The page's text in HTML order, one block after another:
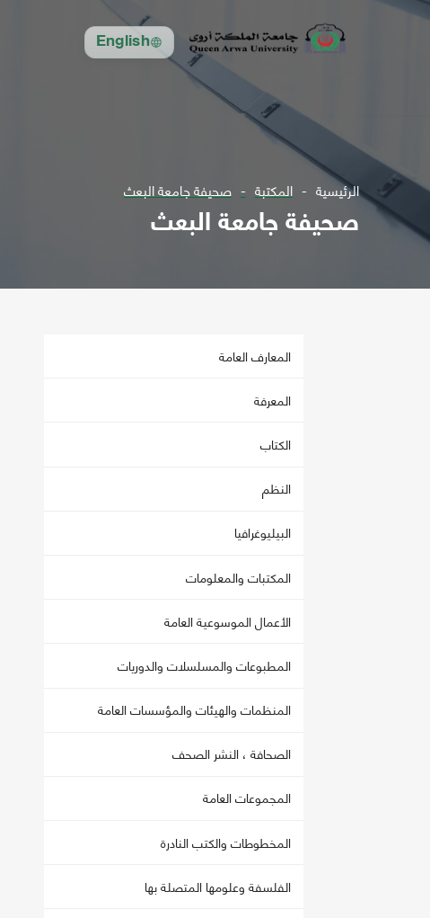
English
الرئيسية المكتبة صحيفة جامعة البعث
صحيفة جامعة البعث
المعارف العامة
المعرفة
الكتاب
النظم
البيليوغرافيا
المكتبات والمعلومات
الأعمال الموسوعية العامة
المطبوعات والمسلسلات والدوريات
المنظمات والهيئات والمؤسسات العامة
الصحافة ، النشر الصحف
المجموعات العامة
المخطوطات والكتب النادرة
الفلسفة وعلومها المتصلة بها